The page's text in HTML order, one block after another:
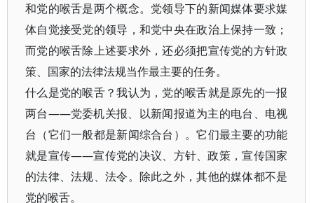
和党的喉舌是两个概念。党领导下的新闻媒体要求媒
体自觉接受党的领导，和党中央在政治上保持一致；
而党的喉舌除上述要求外，还必须把宣传党的方针政
策、国家的法律法规当作最主要的任务。
什么是党的喉舌？我认为，党的喉舌就是原先的一报
两台——党委机关报、以新闻报道为主的电台、电视
台（它们一般都是新闻综合台）。它们最主要的功能
就是宣传——宣传党的决议、方针、政策，宣传国家
的法律、法规、法令。除此之外，其他的媒体都不是
党的喉舌。